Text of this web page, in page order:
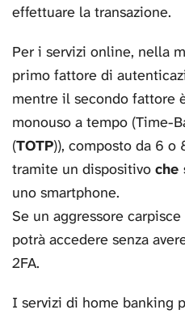
effettuare la transazione.
Per i servizi online, nella
primo fattore di
mentre il secondo fattore
monouso a tempo (Time-
(TOTP)), composto da 6
tramite un dispositivo che
uno smartphone.
Se un aggressore
potrà accedere senza
2FA.
I servizi di home banking